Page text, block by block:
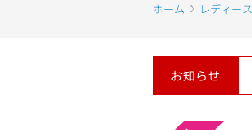
ホーム レディース
お知らせ